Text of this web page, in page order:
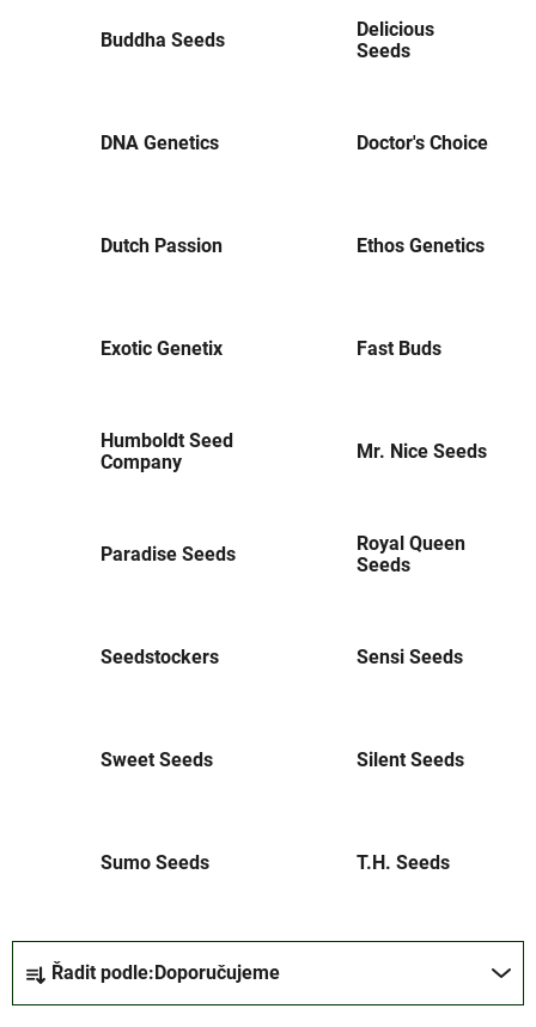
Buddha Seeds
Delicious
Seeds
DNA Genetics Doctor's Choice
Dutch Passion Ethos Genetics
Exotic Genetix Fast Buds
Humboldt Seed
Company
Mr. Nice Seeds
Paradise Seeds
Royal Queen
Seeds
Seedstockers Sensi Seeds
Sweet Seeds Silent Seeds
Sumo Seeds T.H. Seeds
Řadit podle:Doporučujeme